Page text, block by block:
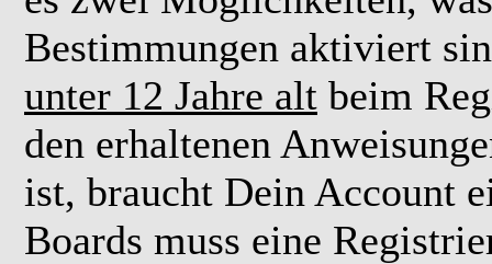
Bestimmungen aktiviert
unter 12 Jahre alt beim
den erhaltenen
ist, braucht Dein Account
Boards muss eine